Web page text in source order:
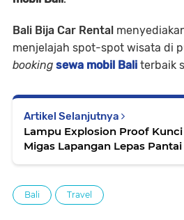
Bali Bija Car Rental
menjelajah spot-spot wisata di
booking sewa mobil Bali terbaik
Artikel Selanjutnya
Lampu Explosion Proof
Migas Lapangan Lepas Pantai
Bali Travel